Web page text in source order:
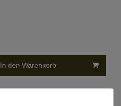
In den Warenkorb